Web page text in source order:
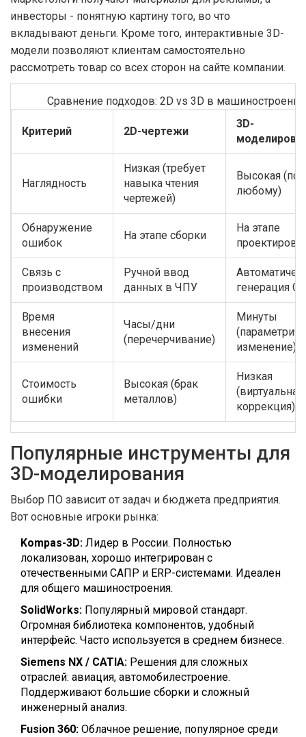
инвесторы - понятную картину того, во что
вкладывают деньги. Кроме того, интерактивные 3D-
модели позволяют клиентам самостоятельно
рассмотреть товар со всех сторон на сайте компании.
Сравнение подходов: 2D vs 3D в машиностроении
Критерий 2D-чертежи
3D-
Наглядность
Низкая (требует
навыка чтения
чертежей)
Высокая
любому)
Обнаружение
ошибок
На этапе сборки
На этапе
Связь с
производством
Ручной ввод
данных в ЧПУ
генерация
Время
внесения
изменений
Часы/дни
(перечерчивание)
Минуты
изменение)
Стоимость
ошибки
Высокая (брак
металлов)
Низкая
(виртуальная
коррекция)
Популярные инструменты для
3D-моделирования
Выбор ПО зависит от задач и бюджета предприятия.
Вот основные игроки рынка:
Kompas-3D: Лидер в России. Полностью
локализован, хорошо интегрирован с
отечественными САПР и ERP-системами. Идеален
для общего машиностроения.
SolidWorks: Популярный мировой стандарт.
Огромная библиотека компонентов, удобный
интерфейс. Часто используется в среднем бизнесе.
Siemens NX / CATIA: Решения для сложных
отраслей: авиация, автомобилестроение.
Поддерживают большие сборки и сложный
инженерный анализ.
Fusion 360: Облачное решение, популярное среди